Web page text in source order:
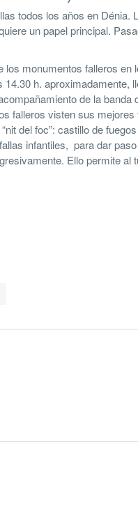
todos los años en
un papel principal.
los monumentos falleros
h.
de la
falleros visten sus
del foc”: castillo de
infantiles, para dar
Ello permite